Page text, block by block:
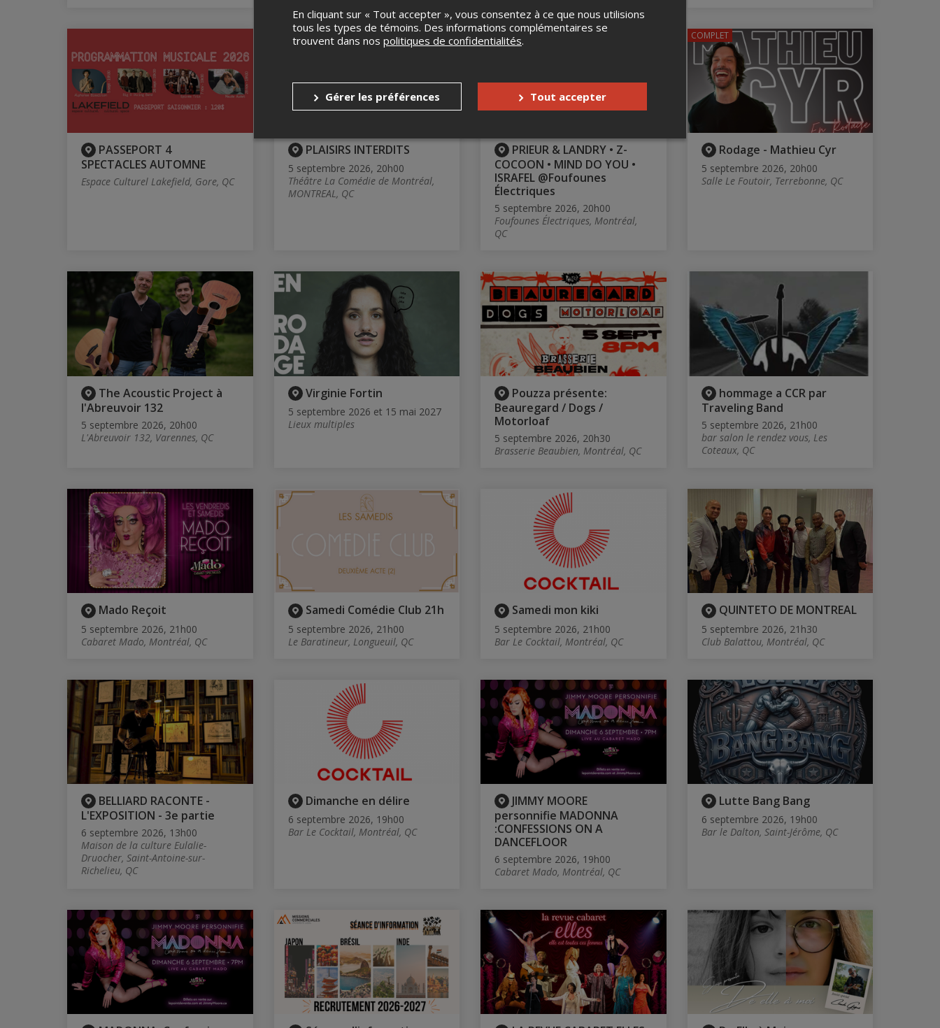
PASSEPORT 4
SPECTACLES AUTOMNE
Espace Culturel Lakefield, Gore, QC
PLAISIRS INTERDITS
5 septembre 2026, 20h00
Théâtre La Comédie de Montréal,
MONTREAL, QC
PRIEUR & LANDRY • Z-
COCOON • MIND DO YOU •
ISRAFEL @Foufounes
Électriques
5 septembre 2026, 20h00
Foufounes Électriques, Montréal,
QC
Rodage - Mathieu Cyr
5 septembre 2026, 20h00
Salle Le Foutoir, Terrebonne, QC
COMPLET
The Acoustic Project à
l'Abreuvoir 132
5 septembre 2026, 20h00
L'Abreuvoir 132, Varennes, QC
Virginie Fortin
5 septembre 2026 et 15 mai 2027
Lieux multiples
Pouzza présente:
Beauregard / Dogs /
Motorloaf
5 septembre 2026, 20h30
Brasserie Beaubien, Montréal, QC
hommage a CCR par
Traveling Band
5 septembre 2026, 21h00
bar salon le rendez vous, Les
Coteaux, QC
Mado Reçoit
5 septembre 2026, 21h00
Cabaret Mado, Montréal, QC
Samedi Comédie Club 21h
5 septembre 2026, 21h00
Le Baratineur, Longueuil, QC
Samedi mon kiki
5 septembre 2026, 21h00
Bar Le Cocktail, Montréal, QC
QUINTETO DE MONTREAL
5 septembre 2026, 21h30
Club Balattou, Montréal, QC
BELLIARD RACONTE -
L'EXPOSITION - 3e partie
6 septembre 2026, 13h00
Maison de la culture Eulalie-
Druocher, Saint-Antoine-sur-
Richelieu, QC
Dimanche en délire
6 septembre 2026, 19h00
Bar Le Cocktail, Montréal, QC
JIMMY MOORE
personnifie MADONNA
:CONFESSIONS ON A
DANCEFLOOR
6 septembre 2026, 19h00
Cabaret Mado, Montréal, QC
Lutte Bang Bang
6 septembre 2026, 19h00
Bar le Dalton, Saint-Jérôme, QC
En cliquant sur « Tout accepter », vous consentez à ce que nous utilisions
tous les types de témoins. Des informations complémentaires se
trouvent dans nos politiques de confidentialités.
Gérer les préférences Tout accepter